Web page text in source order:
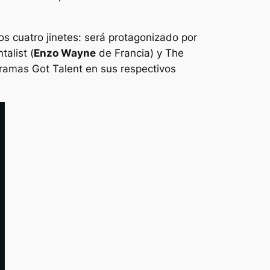
cuatro jinetes: será protagonizado por
(Enzo Wayne de Francia) y The
Got Talent en sus respectivos